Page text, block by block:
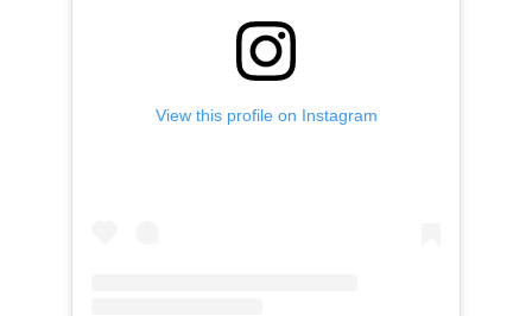
View this profile on Instagram